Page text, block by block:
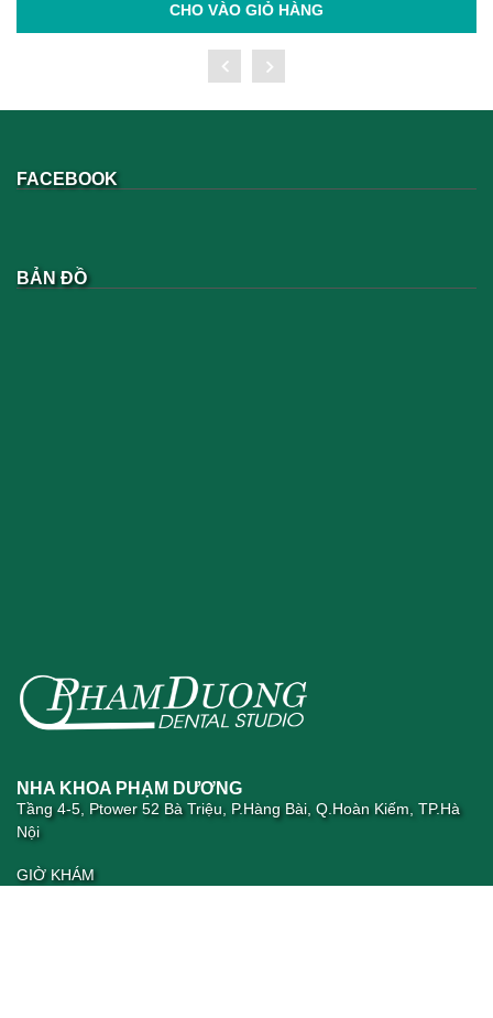
CHO VÀO GIỎ HÀNG
FACEBOOK
BẢN ĐỒ
NHA KHOA PHẠM DƯƠNG
Tầng 4-5, Ptower 52 Bà Triệu, P.Hàng Bài, Q.Hoàn Kiếm, TP.Hà
Nội
GIỜ KHÁM